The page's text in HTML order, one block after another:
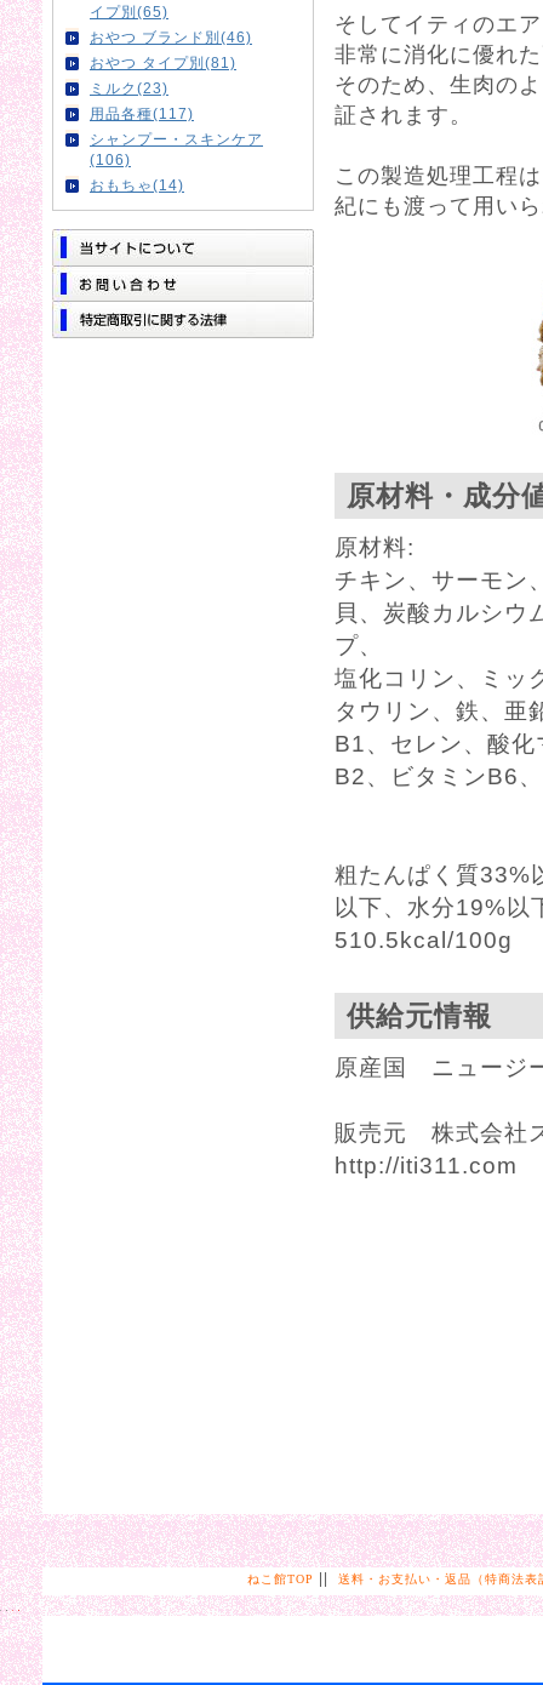
イプ別(65)
おやつ ブランド別(46)
おやつ タイプ別(81)
ミルク(23)
用品各種(117)
シャンプー・スキンケア
(106)
おもちゃ(14)
そしてイティのエ
非常に消化に優れ
そのため、生肉の
証されます。
この製造処理工程
紀にも渡って用い
原材料・成分
原材料:
チキン、サーモン
貝、炭酸カルシウ
プ、
塩化コリン、ミッ
タウリン、鉄、亜
B1、セレン、酸
B2、ビタミンB6
粗たんぱく質33%
以下、水分19%以
510.5kcal/100g
供給元情報
原産国 ニュージ
販売元 株式会社
http://iti311.com
ねこ館TOP || 送料・お支払い・返品（特商法表